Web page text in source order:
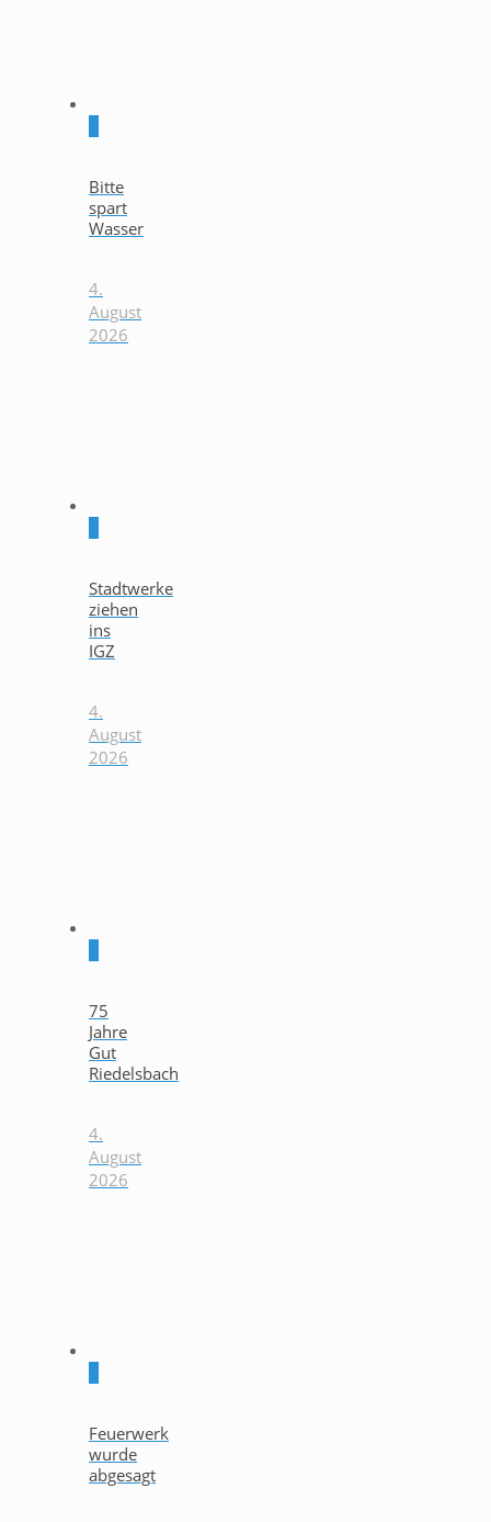
Bitte
spart
Wasser
4.
August
2026
Stadtwerke
ziehen
ins
IGZ
4.
August
2026
75
Jahre
Gut
Riedelsbach
4.
August
2026
Feuerwerk
wurde
abgesagt